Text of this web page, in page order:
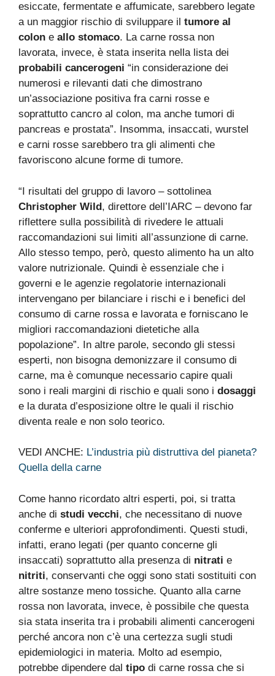
esiccate, fermentate e affumicate, sarebbero legate
a un maggior rischio di sviluppare il tumore al
colon e allo stomaco. La carne rossa non
lavorata, invece, è stata inserita nella lista dei
probabili cancerogeni “in considerazione dei
numerosi e rilevanti dati che dimostrano
un’associazione positiva fra carni rosse e
soprattutto cancro al colon, ma anche tumori di
pancreas e prostata”. Insomma, insaccati, wurstel
e carni rosse sarebbero tra gli alimenti che
favoriscono alcune forme di tumore.
“I risultati del gruppo di lavoro – sottolinea
Christopher Wild, direttore dell’IARC – devono far
riflettere sulla possibilità di rivedere le attuali
raccomandazioni sui limiti all’assunzione di carne.
Allo stesso tempo, però, questo alimento ha un alto
valore nutrizionale. Quindi è essenziale che i
governi e le agenzie regolatorie internazionali
intervengano per bilanciare i rischi e i benefici del
consumo di carne rossa e lavorata e forniscano le
migliori raccomandazioni dietetiche alla
popolazione”. In altre parole, secondo gli stessi
esperti, non bisogna demonizzare il consumo di
carne, ma è comunque necessario capire quali
sono i reali margini di rischio e quali sono i dosaggi
e la durata d’esposizione oltre le quali il rischio
diventa reale e non solo teorico.
VEDI ANCHE: L’industria più distruttiva del pianeta?
Quella della carne
Come hanno ricordato altri esperti, poi, si tratta
anche di studi vecchi, che necessitano di nuove
conferme e ulteriori approfondimenti. Questi studi,
infatti, erano legati (per quanto concerne gli
insaccati) soprattutto alla presenza di nitrati e
nitriti, conservanti che oggi sono stati sostituiti con
altre sostanze meno tossiche. Quanto alla carne
rossa non lavorata, invece, è possibile che questa
sia stata inserita tra i probabili alimenti cancerogeni
perché ancora non c’è una certezza sugli studi
epidemiologici in materia. Molto ad esempio,
potrebbe dipendere dal tipo di carne rossa che si